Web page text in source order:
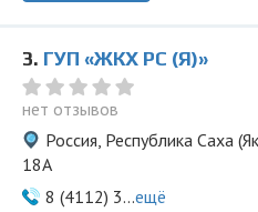
3. ГУП «ЖКХ РС (Я)»
нет отзывов
Россия, Республика Саха
18А
8 (4112) 3...ещё